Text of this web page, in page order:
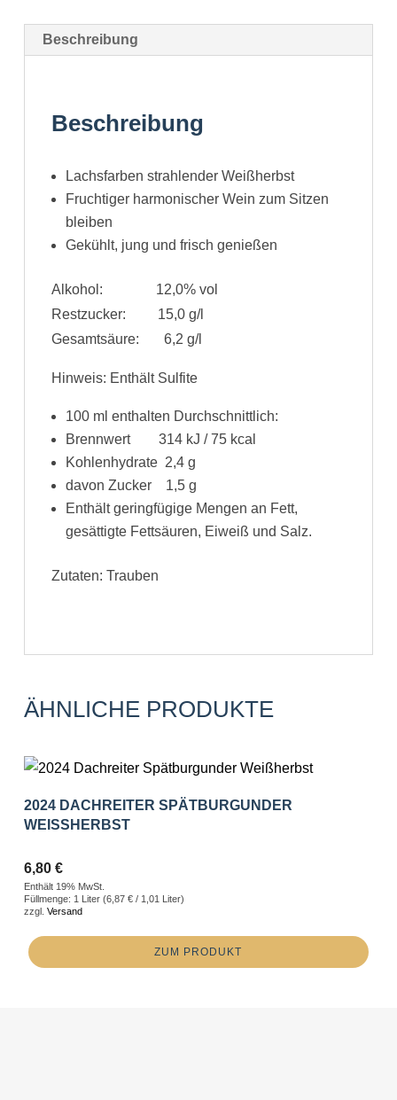
Beschreibung
Beschreibung
Lachsfarben strahlender Weißherbst
Fruchtiger harmonischer Wein zum Sitzen
bleiben
Gekühlt, jung und frisch genießen
Alkohol: 12,0% vol
Restzucker: 15,0 g/l
Gesamtsäure: 6,2 g/l
Hinweis: Enthält Sulfite
100 ml enthalten Durchschnittlich:
Brennwert 314 kJ / 75 kcal
Kohlenhydrate 2,4 g
davon Zucker 1,5 g
Enthält geringfügige Mengen an Fett,
gesättigte Fettsäuren, Eiweiß und Salz.
Zutaten: Trauben
ÄHNLICHE PRODUKTE
2024 DACHREITER SPÄTBURGUNDER
WEISSHERBST
6,80 €
Enthält 19% MwSt.
Füllmenge: 1 Liter (6,87 €/ 1,01 Liter)
zzgl. Versand
ZUM PRODUKT